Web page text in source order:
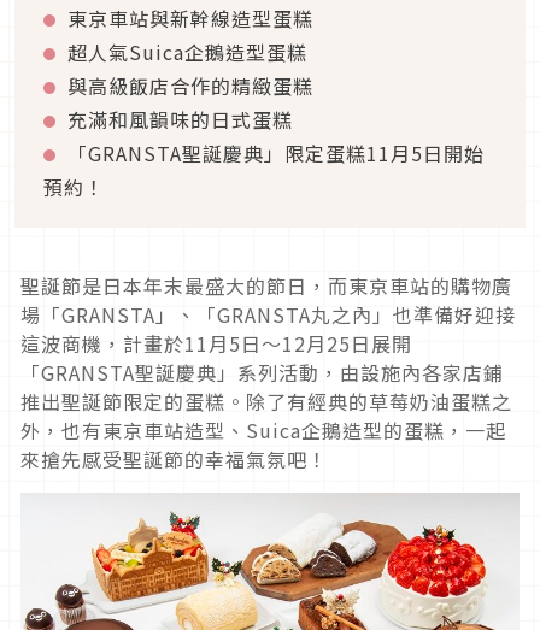
東京車站與新幹線造型蛋糕
超人氣Suica企鵝造型蛋糕
與高級飯店合作的精緻蛋糕
充滿和風韻味的日式蛋糕
「GRANSTA聖誕慶典」限定蛋糕11月5日開始
預約！
聖誕節是日本年末最盛大的節日，而東京車站的購物廣
場「GRANSTA」、「GRANSTA丸之內」也準備好迎接
這波商機，計畫於11月5日～12月25日展開
「GRANSTA聖誕慶典」系列活動，由設施內各家店鋪
推出聖誕節限定的蛋糕。除了有經典的草莓奶油蛋糕之
外，也有東京車站造型、Suica企鵝造型的蛋糕，一起
來搶先感受聖誕節的幸福氣氛吧！